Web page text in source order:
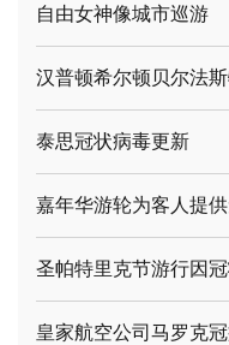
自由女神像城市巡游
汉普顿希尔顿贝尔法
泰思冠状病毒更新
嘉年华游轮为客人提
圣帕特里克节游行因
皇家航空公司马罗克